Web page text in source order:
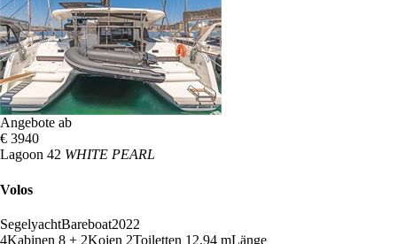
Angebote ab
€ 3940
Lagoon 42 WHITE PEARL
Volos
SegelyachtBareboat2022
4Kabinen 8 + 2Kojen 2Toiletten 12,94 mLänge